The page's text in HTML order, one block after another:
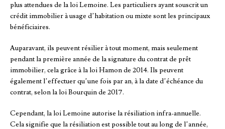
plus attendues de la loi Lemoine. Les particuliers ayant souscrit un
crédit immobilier à usage d’habitation ou mixte sont les principaux
bénéficiaires.
Auparavant, ils peuvent résilier à tout moment, mais seulement
pendant la première année de la signature du contrat de prêt
immobilier, cela grâce à la loi Hamon de 2014. Ils peuvent
également l’effectuer qu’une fois par an, à la date d’échéance du
contrat, selon la loi Bourquin de 2017.
Cependant, la loi Lemoine autorise la résiliation infra-annuelle.
Cela signifie que la résiliation est possible tout au long de l’année,